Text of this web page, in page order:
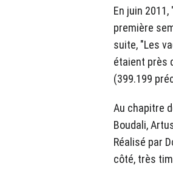
En juin
première
suite, "Les
étaient près
(399.199
Au chapitre
Boudali,
Réalisé par
côté, très